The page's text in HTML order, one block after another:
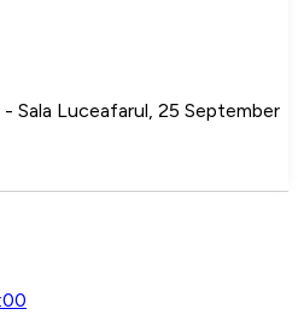
Sala Luceafarul, 25 September